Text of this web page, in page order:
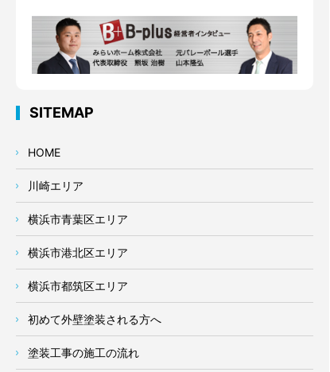
SITEMAP
HOME
川崎エリア
横浜市青葉区エリア
横浜市港北区エリア
横浜市都筑区エリア
初めて外壁塗装される方へ
塗装工事の施工の流れ